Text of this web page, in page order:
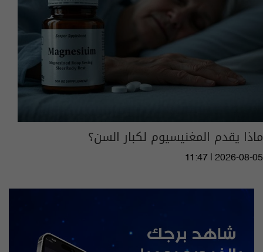
ماذا يقدم المغنيسيوم لكبار السن؟
11:47 | 2026-08-05